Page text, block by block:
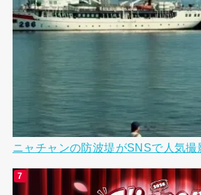
ニャチャンの防波堤がSNSで人気撮